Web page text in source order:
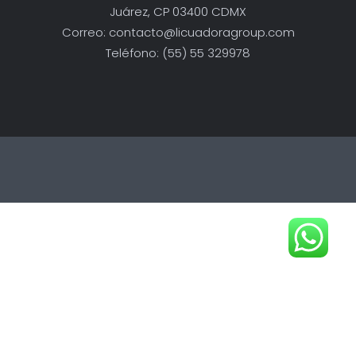
Juárez, CP 03400 CDMX
Correo: contacto@licuadoragroup.com
Teléfono: (55) 55 329978